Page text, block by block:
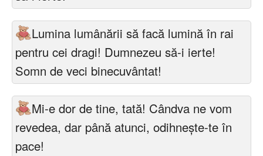
Lumina lumânării să facă lumină în rai
pentru cei dragi! Dumnezeu să-i ierte!
Somn de veci binecuvântat!
Mi-e dor de tine, tată! Cândva ne vom
revedea, dar până atunci, odihnește-te în
pace!